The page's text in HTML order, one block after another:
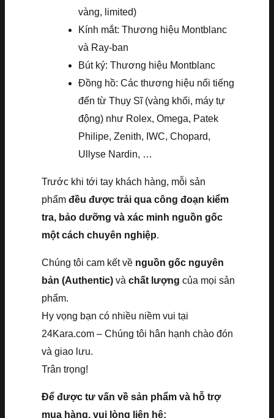
vàng, limited)
Kính mắt: Thương hiệu Montblanc
và Ray-ban
Bút ký: Thương hiệu Montblanc
Đồng hồ: Các thương hiệu nổi tiếng
đến từ Thụy Sĩ (vàng khối, máy tự
động) như Rolex, Omega, Patek
Philipe, Zenith, IWC, Chopard,
Ullyse Nardin, …
Trước khi tới tay khách hàng, mỗi sản
phẩm đều được trải qua công đoạn kiểm
tra, bảo dưỡng và xác minh nguồn gốc
một cách chuyên nghiệp.
Chúng tôi cam kết về nguồn gốc nguyên
bản (Authentic) và chất lượng của mọi sản
phẩm.
Hy vọng bạn có nhiều niềm vui tại
24Kara.com – Chúng tôi hân hạnh chào đón
và giao lưu.
Trân trọng!
Để được tư vấn về sản phẩm và hỗ trợ
mua hàng, vui lòng liên hệ: